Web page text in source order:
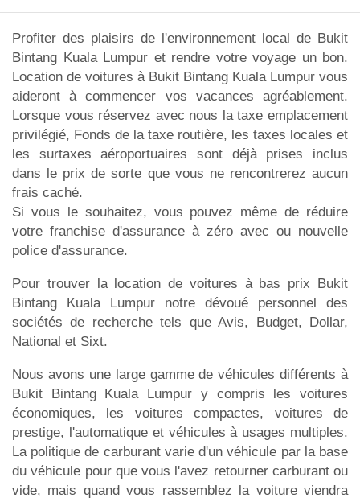
Profiter des plaisirs de l'environnement local de Bukit
Bintang Kuala Lumpur et rendre votre voyage un bon.
Location de voitures à Bukit Bintang Kuala Lumpur vous
aideront à commencer vos vacances agréablement.
Lorsque vous réservez avec nous la taxe emplacement
privilégié, Fonds de la taxe routière, les taxes locales et
les surtaxes aéroportuaires sont déjà prises inclus
dans le prix de sorte que vous ne rencontrerez aucun
frais caché.
Si vous le souhaitez, vous pouvez même de réduire
votre franchise d'assurance à zéro avec ou nouvelle
police d'assurance.
Pour trouver la location de voitures à bas prix Bukit
Bintang Kuala Lumpur notre dévoué personnel des
sociétés de recherche tels que Avis, Budget, Dollar,
National et Sixt.
Nous avons une large gamme de véhicules différents à
Bukit Bintang Kuala Lumpur y compris les voitures
économiques, les voitures compactes, voitures de
prestige, l'automatique et véhicules à usages multiples.
La politique de carburant varie d'un véhicule par la base
du véhicule pour que vous l'avez retourner carburant ou
vide, mais quand vous rassemblez la voiture viendra